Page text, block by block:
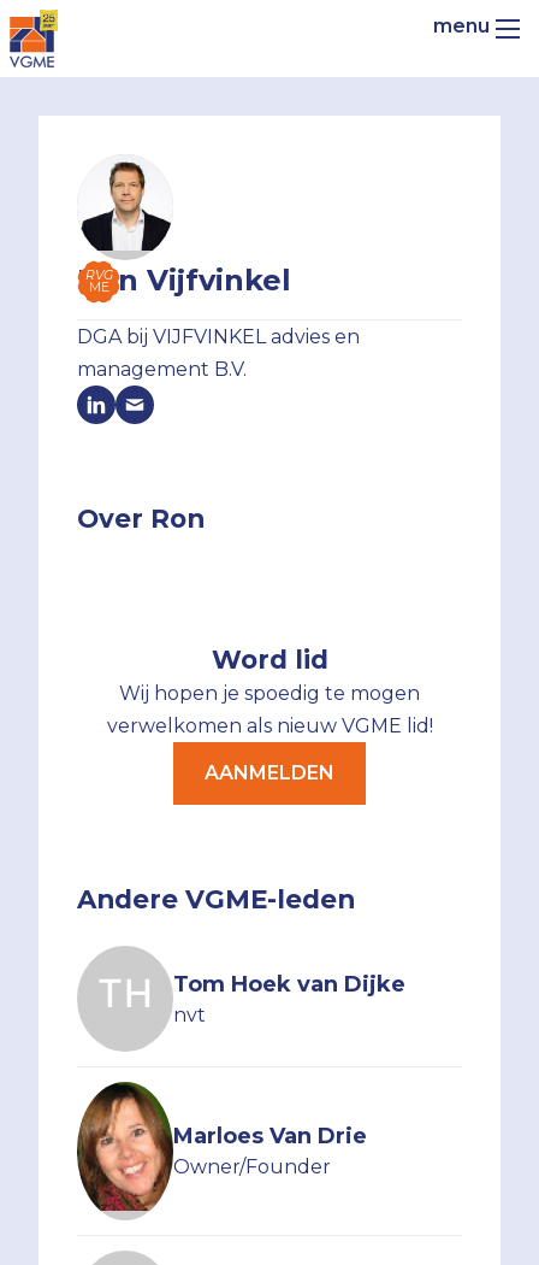
RVG
ME
Ron Vijfvinkel
DGA bij VIJFVINKEL advies en
management B.V.
Word lid
Wij hopen je spoedig te mogen
verwelkomen als nieuw VGME lid!
AANMELDEN
Andere VGME-leden
Tom Hoek van Dijke
nvt
Marloes Van Drie
Owner/Founder
Over Ron